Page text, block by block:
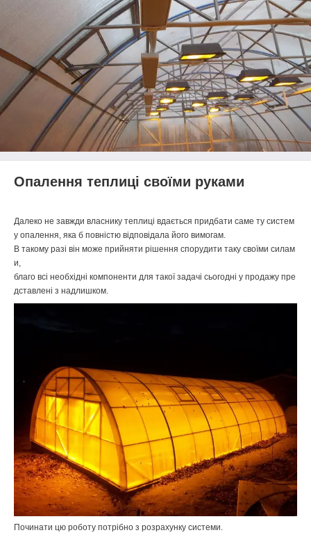
Опалення теплиці своїми руками
Далеко не завжди власнику теплиці вдається придбати саме ту систем
у опалення яка б повністю відповідала його вимогам
В такому разі він може прийняти рішення спорудити таку своїми силам
и
благо всі необхідні компоненти для такої задачі сьогодні у продажу пре
дставлені з надлишком
Починати цю роботу потрібно з розрахунку системи